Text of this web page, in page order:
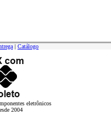
| Catálogo
eletrônicos
2004